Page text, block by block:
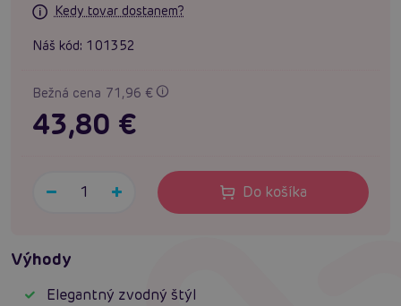
Kedy tovar dostanem?
Náš kód: 101352
Bežná cena 71,96 €
43,80 €
Do košíka
Výhody
Elegantný zvodný štýl